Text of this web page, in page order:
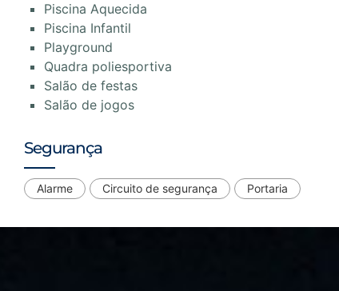
Piscina Aquecida
Piscina Infantil
Playground
Quadra poliesportiva
Salão de festas
Salão de jogos
Segurança
Alarme Circuito de segurança Portaria